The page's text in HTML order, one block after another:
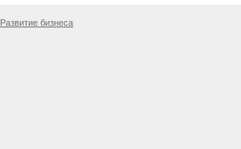
Развитие бизнеса